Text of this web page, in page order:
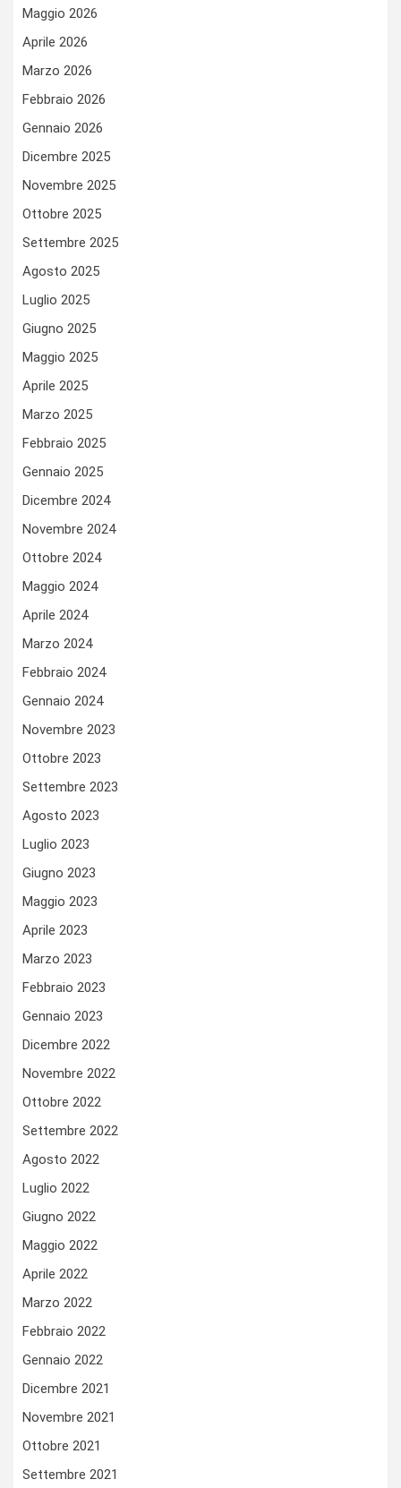
Maggio 2026
Aprile 2026
Marzo 2026
Febbraio 2026
Gennaio 2026
Dicembre 2025
Novembre 2025
Ottobre 2025
Settembre 2025
Agosto 2025
Luglio 2025
Giugno 2025
Maggio 2025
Aprile 2025
Marzo 2025
Febbraio 2025
Gennaio 2025
Dicembre 2024
Novembre 2024
Ottobre 2024
Maggio 2024
Aprile 2024
Marzo 2024
Febbraio 2024
Gennaio 2024
Novembre 2023
Ottobre 2023
Settembre 2023
Agosto 2023
Luglio 2023
Giugno 2023
Maggio 2023
Aprile 2023
Marzo 2023
Febbraio 2023
Gennaio 2023
Dicembre 2022
Novembre 2022
Ottobre 2022
Settembre 2022
Agosto 2022
Luglio 2022
Giugno 2022
Maggio 2022
Aprile 2022
Marzo 2022
Febbraio 2022
Gennaio 2022
Dicembre 2021
Novembre 2021
Ottobre 2021
Settembre 2021